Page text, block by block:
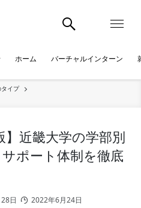
ホーム バーチャルインターン
イプ
】近畿大学の学部別
ポート体制を徹底
日 2022年6月24日